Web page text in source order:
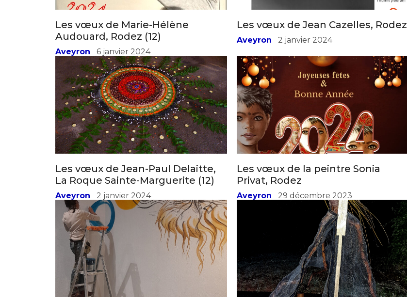
* Champ obligatoire
Prénom
Statut / Organisation
J'accepte lestermes et conditions
* Champ obligatoire
Les vœux de Marie-Hélène
Audouard, Rodez (12)
Aveyron 6 janvier 2024
Les vœux de Jean Cazelles, Rodez
Aveyron 2 janvier 2024
Les vœux de Jean-Paul Delaitte,
La Roque Sainte-Marguerite (12)
Aveyron 2 janvier 2024
Les vœux de la peintre Sonia
Privat, Rodez
Aveyron 29 décembre 2023